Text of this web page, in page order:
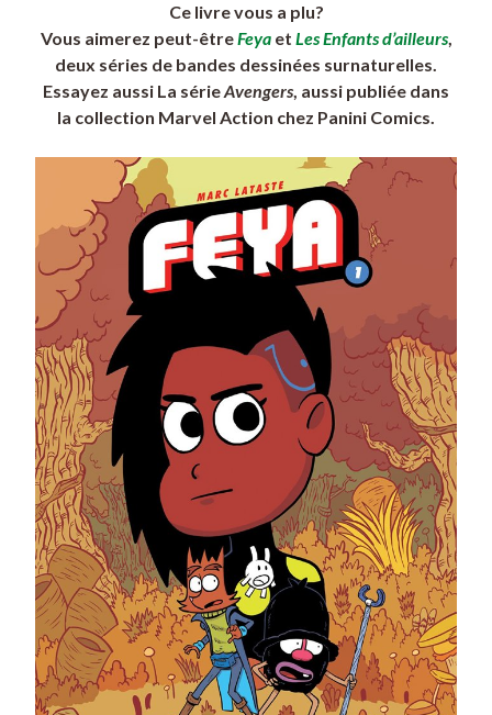
Ce livre vous a plu?
Vous aimerez peut-êtreFeyaet Les Enfants d’ailleurs,
deux séries de bandes dessinées surnaturelles.
Essayez aussi La sérieAvengers, aussi publiée dans
la collection Marvel Action chez Panini Comics.